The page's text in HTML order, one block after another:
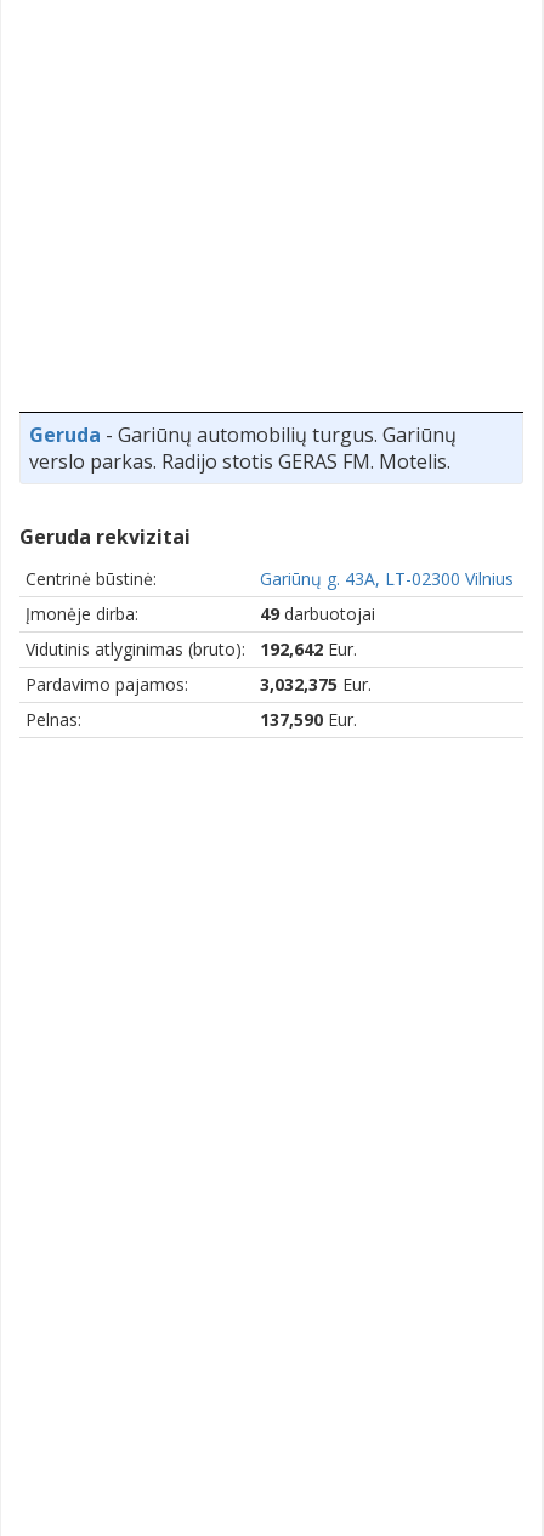
Geruda - Gariūnų automobilių turgus. Gariūnų
verslo parkas. Radijo stotis GERAS FM. Motelis.
Geruda rekvizitai
Centrinė būstinė:
Gariūnų g. 43A, LT-02300 Vilnius
Įmonėje dirba:
49 darbuotojai
Vidutinis atlyginimas (bruto):
192,642 Eur.
Pardavimo pajamos:
3,032,375 Eur.
Pelnas:
137,590 Eur.